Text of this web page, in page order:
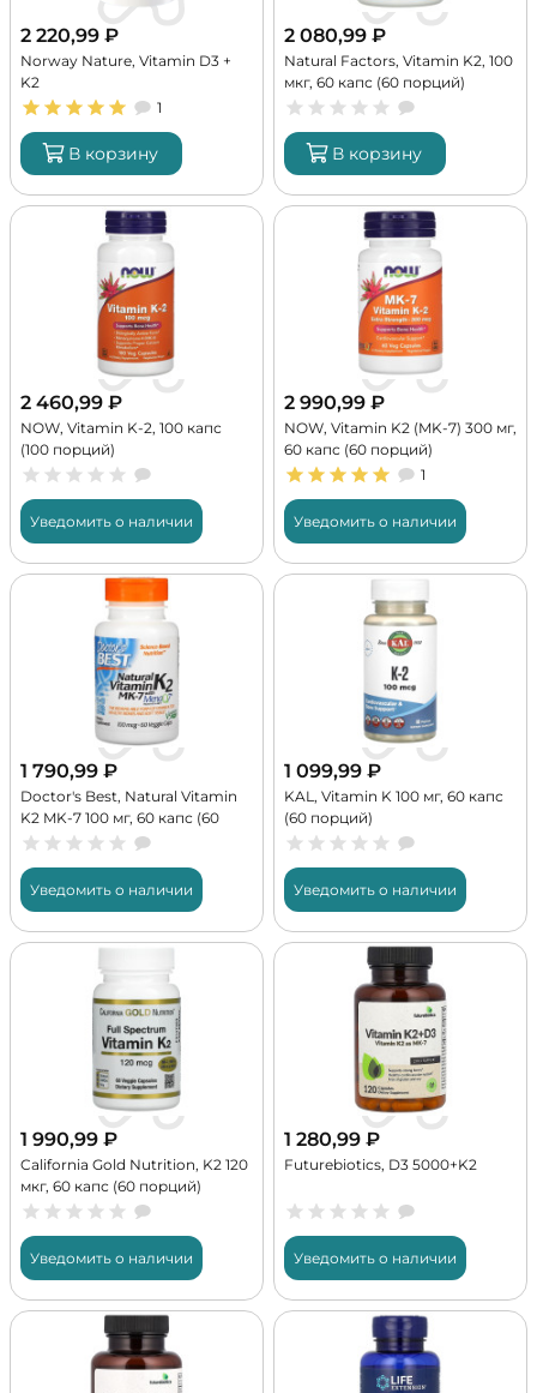
2 220,99 ₽
Norway Nature, Vitamin D3 +
K2
1
В корзину
2 080,99 ₽
Natural Factors, Vitamin K2, 100
мкг, 60 капс (60 порций)
В корзину
2 460,99 ₽
NOW, Vitamin K-2, 100 капс
(100 порций)
Уведомить о наличии
2 990,99 ₽
NOW, Vitamin K2 (MK-7) 300 мг,
60 капс (60 порций)
1
Уведомить о наличии
1 790,99 ₽
Doctor's Best, Natural Vitamin
K2 MK-7 100 мг, 60 капс (60
порций)
Уведомить о наличии
1 099,99 ₽
KAL, Vitamin K 100 мг, 60 капс
(60 порций)
Уведомить о наличии
1 990,99 ₽
California Gold Nutrition, K2 120
мкг, 60 капс (60 порций)
Уведомить о наличии
1 280,99 ₽
Futurebiotics, D3 5000+K2
Уведомить о наличии